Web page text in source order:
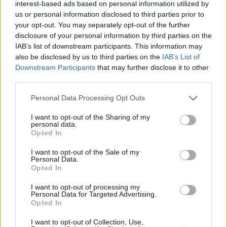
interest-based ads based on personal information utilized by
us or personal information disclosed to third parties prior to
your opt-out. You may separately opt-out of the further
disclosure of your personal information by third parties on the
IAB’s list of downstream participants. This information may
also be disclosed by us to third parties on the IAB’s List of
Downstream Participants that may further disclose it to other
Personal Data Processing Opt Outs
I want to opt-out of the Sharing of my
personal data.
Opted In
I want to opt-out of the Sale of my
Personal Data.
Opted In
I want to opt-out of processing my
Personal Data for Targeted Advertising.
Opted In
I want to opt-out of Collection, Use,
ajeta, naučila se sura bez ikakvih poteškoća.
Proučila sam tečno suru Naziat, i naravno, otišla s njima u
Sarajevo. Bravo!
Novi belaj je bio što me bilo strah spavati sama u sobi.
Ratno dijete, najmlađe i najrazmaženije, valjalo je dočekati
zoru, a da niko ne primijeti da nisam oka sklopila, jer,
primijete li to, postoji rizik da me, možda, više neće pozvati
sebi, zbog brige za mene. Te odlučim tu večer da naučim i
Abese, čisto da vrijeme prođe, a nadam se da mi nijet nije
bio da produžim sebi boravak tamo gdje mi je bilo veoma
lijepo. (Eto što ti je kvarna namjera)
Kasnije mi je ostalo u navici da sebe u hifzu motivišem
nekim zadovoljstvima.
I zaista mi je to mnogo pomoglo.
Pa čak, ako to što sam zacrtala ne postignem, znala sam se
sankcionisati tako što sebi oduzmem ono što volim i što